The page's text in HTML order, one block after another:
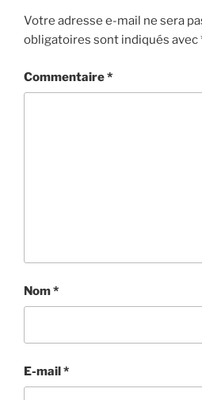
Votre adresse e-mail ne sera
obligatoires sont indiqués avec
Commentaire*
Nom*
E-mail*